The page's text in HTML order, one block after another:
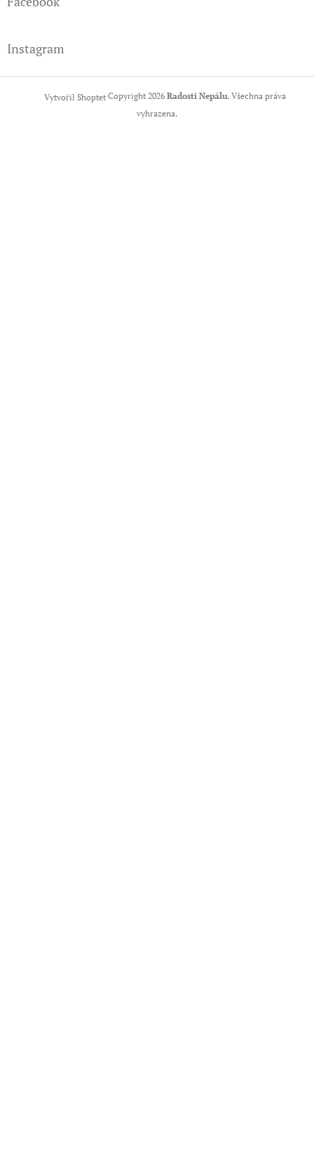
Instagram
Vytvořil Shoptet Copyright 2026 Radosti Nepálu. Všechna práva
vyhrazena.